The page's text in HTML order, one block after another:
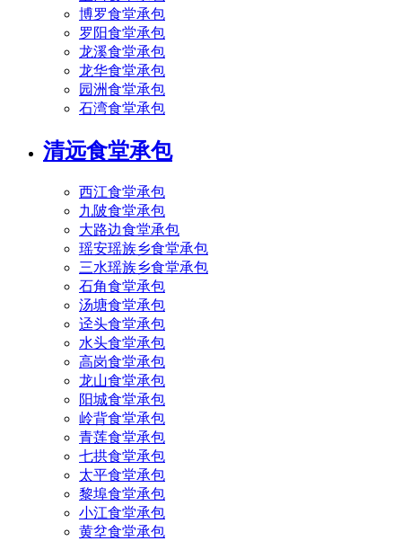
博罗食堂承包
罗阳食堂承包
龙溪食堂承包
龙华食堂承包
园洲食堂承包
石湾食堂承包
清远食堂承包
西江食堂承包
九陂食堂承包
大路边食堂承包
瑶安瑶族乡食堂承包
三水瑶族乡食堂承包
石角食堂承包
汤塘食堂承包
迳头食堂承包
水头食堂承包
高岗食堂承包
龙山食堂承包
阳城食堂承包
岭背食堂承包
青莲食堂承包
七拱食堂承包
太平食堂承包
黎埠食堂承包
小江食堂承包
黄坌食堂承包